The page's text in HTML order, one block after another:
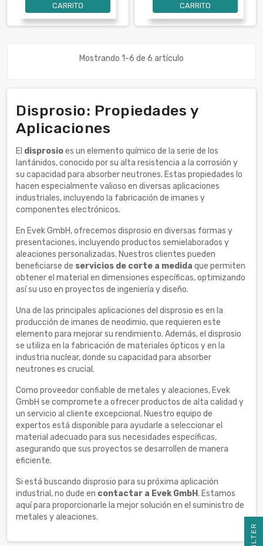
CARRITO
CARRITO
Mostrando 1-6 de 6 artículo
Disprosio: Propiedades y
Aplicaciones
El disprosioes un elemento químico de la serie de los
lantánidos, conocido por su alta resistencia a la corrosión y
su capacidad para absorber neutrones. Estas propiedades lo
hacen especialmente valioso en diversas aplicaciones
industriales, incluyendo la fabricación de imanes y
componentes electrónicos.
En Evek GmbH, ofrecemos disprosio en diversas formas y
presentaciones, incluyendo productos semielaborados y
aleaciones personalizadas. Nuestros clientes pueden
beneficiarse de servicios de corte a medida que permiten
obtener el material en dimensiones específicas, optimizando
así su uso en proyectos de ingeniería y diseño.
Una de las principales aplicaciones del disprosio es en la
producción de imanes de neodimio, que requieren este
elemento para mejorar su rendimiento. Además, el disprosio
se utiliza en la fabricación de materiales ópticos y en la
industria nuclear, donde su capacidad para absorber
neutrones es crucial.
Como proveedor confiable de metales y aleaciones, Evek
GmbH se compromete a ofrecer productos de alta calidad y
un servicio al cliente excepcional. Nuestro equipo de
expertos está disponible para ayudarle a seleccionar el
material adecuado para sus necesidades específicas,
asegurando que sus proyectos se desarrollen de manera
eficiente.
Si está buscando disprosio para su próxima aplicación
industrial, no dude en contactar a Evek GmbH. Estamos
aquí para proporcionarle la mejor solución en el suministro de
metales y aleaciones.
R